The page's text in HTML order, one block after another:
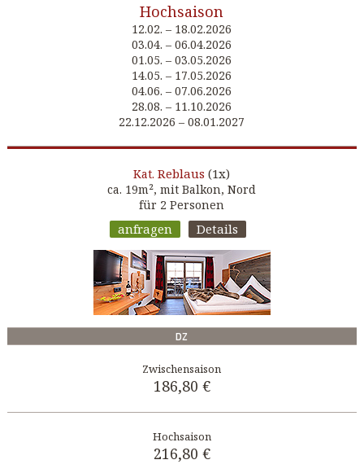
Hochsaison
12.02. – 18.02.2026
03.04. – 06.04.2026
01.05. – 03.05.2026
14.05. – 17.05.2026
04.06. – 07.06.2026
28.08. – 11.10.2026
22.12.2026 – 08.01.2027
Kat.Reblaus (1x)
ca. 19m², mit Balkon, Nord
für 2 Personen
anfragen Details
DZ
186,80 €
216,80 €